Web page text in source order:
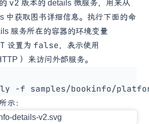
v2 版本的 details 微服务，用来从
中获取图书详细信息。执行下面的命
服务所在的容器的环境变量
设置为 false，表示使用
）来访问外部服务。
-f samples/bookinfo/
示：